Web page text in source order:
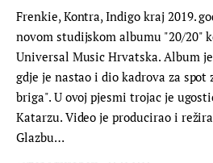
Frenkie, Kontra, Indigo kraj 2019.
novom studijskom albumu "20/20"
Universal Music Hrvatska. Album
gdje je nastao i dio kadrova za spot
briga". U ovoj pjesmi trojac je
Katarzu. Video je producirao i
Glazbu…